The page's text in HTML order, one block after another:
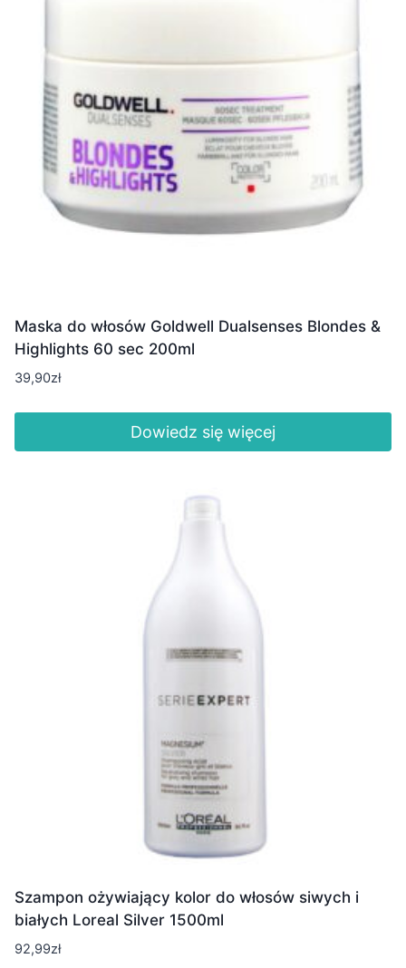
Maska do włosów Goldwell Dualsenses Blondes &
Highlights 60 sec 200ml
39,90zł
Dowiedz się więcej
Szampon ożywiający kolor do włosów siwych i
białych Loreal Silver 1500ml
92,99zł